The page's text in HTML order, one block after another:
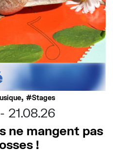
, Stages
21.08.26
ne mangent pas
!